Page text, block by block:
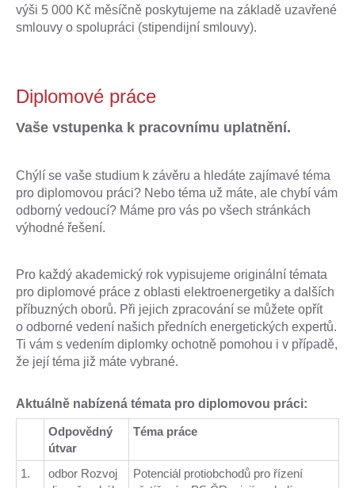
výši 5 000 Kč měsíčně poskytujeme na základě uzavřené
smlouvy o spolupráci (stipendijní smlouvy).
Diplomové práce
Vaše vstupenka k pracovnímu uplatnění.
Chýlí se vaše studium k závěru a hledáte zajímavé téma
pro diplomovou práci? Nebo téma už máte, ale chybí vám
odborný vedoucí? Máme pro vás po všech stránkách
výhodné řešení.
Pro každý akademický rok vypisujeme originální témata
pro diplomové práce z oblasti elektroenergetiky a dalších
příbuzných oborů. Při jejich zpracování se můžete opřít
o odborné vedení našich předních energetických expertů.
Ti vám s vedením diplomky ochotně pomohou i v případě,
že její téma již máte vybrané.
Aktuálně nabízená témata pro diplomovou práci:
Odpovědný
útvar
Téma práce
1.
odbor Rozvoj
Potenciál protiobchodů pro řízení